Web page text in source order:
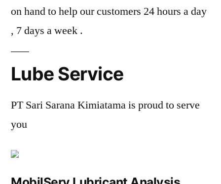
on hand to help our customers 24 hours a day
, 7 days a week .
Lube Service
PT Sari Sarana Kimiatama is proud to serve
you